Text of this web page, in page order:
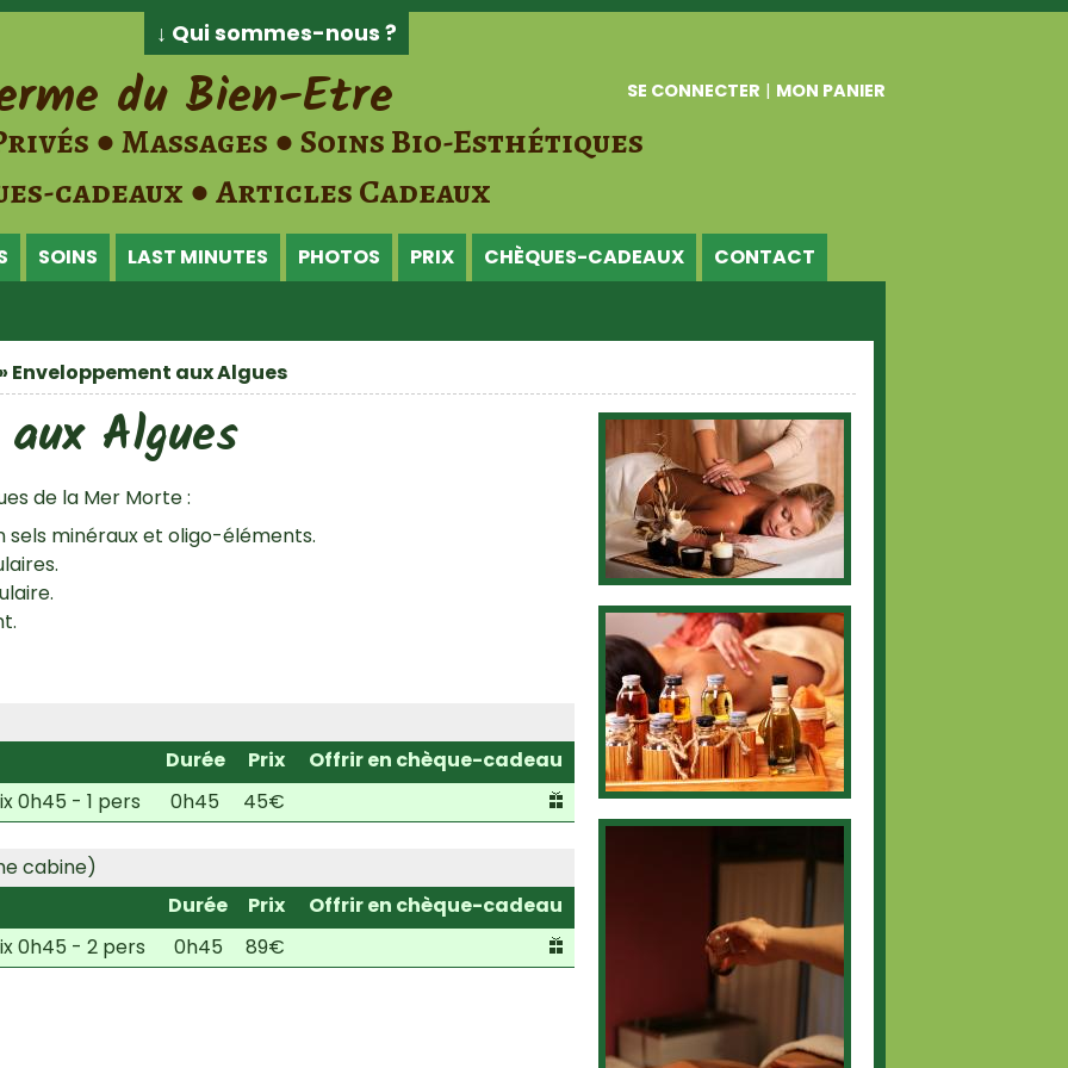
↓ Qui sommes-nous ?
SE CONNECTER | MON PANIER
du Bien-Etre
● Massages ● Soins Bio-Esthétiques
cadeaux ● Articles Cadeaux
SOINS LAST MINUTES PHOTOS PRIX CHÈQUES-CADEAUX CONTACT
» Enveloppement aux Algues
Algues
de la Mer Morte :
sels minéraux et oligo-éléments.
Durée
Prix
Offrir en chèque-cadeau
0h45 - 1 pers
0h45 45€
cabine)
Durée
Prix
Offrir en chèque-cadeau
0h45 - 2 pers
0h45 89€